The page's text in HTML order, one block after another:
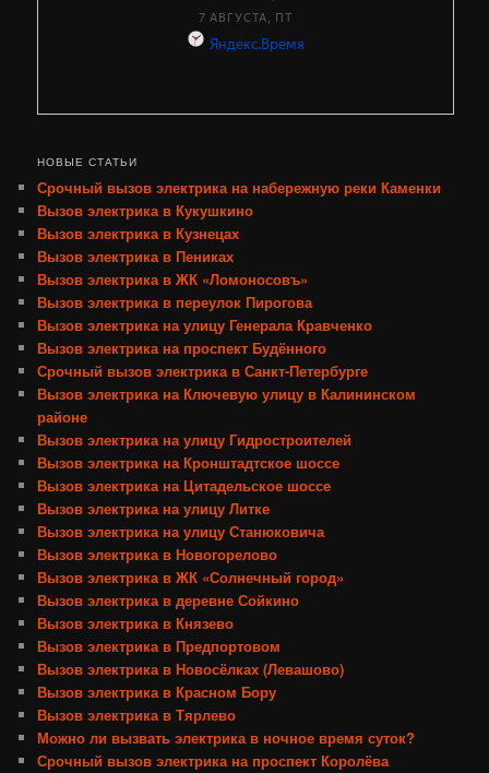
НОВЫЕ СТАТЬИ
Срочный вызов электрика на набережную реки Каменки
Вызов электрика в Кукушкино
Вызов электрика в Кузнецах
Вызов электрика в Пениках
Вызов электрика в ЖК «Ломоносовъ»
Вызов электрика в переулок Пирогова
Вызов электрика на улицу Генерала Кравченко
Вызов электрика на проспект Будённого
Срочный вызов электрика в Санкт-Петербурге
Вызов электрика на Ключевую улицу в Калининском
районе
Вызов электрика на улицу Гидростроителей
Вызов электрика на Кронштадтское шоссе
Вызов электрика на Цитадельское шоссе
Вызов электрика на улицу Литке
Вызов электрика на улицу Станюковича
Вызов электрика в Новогорелово
Вызов электрика в ЖК «Солнечный город»
Вызов электрика в деревне Сойкино
Вызов электрика в Князево
Вызов электрика в Предпортовом
Вызов электрика в Новосёлках (Левашово)
Вызов электрика в Красном Бору
Вызов электрика в Тярлево
Можно ли вызвать электрика в ночное время суток?
Срочный вызов электрика на проспект Королёва